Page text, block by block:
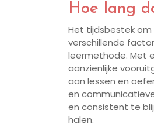
Hoe lang
Het tijdsbestek om
verschillende
leermethode. Met
aanzienlijke
aan lessen en
en
en consistent te
halen.